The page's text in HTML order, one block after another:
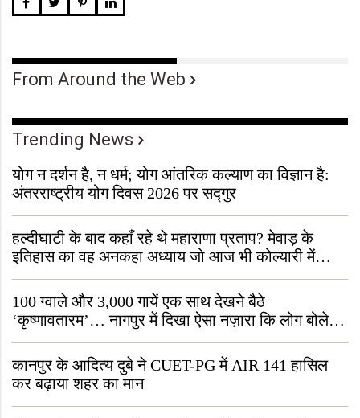
From Around the Web
Trending News
योग न दर्शन है, न धर्म; योग आंतरिक कल्याण का विज्ञान है:
अंतरराष्ट्रीय योग दिवस 2026 पर सद्गुर
हल्दीघाटी के बाद कहाँ रहे थे महाराणा प्रताप? मेवाड़ के
इतिहास का वह अनकहा अध्याय जो आज भी कोल्यारी में
जीवित है
100 ग्वाले और 3,000 गायें एक साथ देखने बैठे
‘कृष्णावतारम’… नागपुर में दिखा ऐसा नज़ारा कि लोग बोले,
“ऐसा तो सिर्फ़ कृष्ण ही कर सकते हैं”
कानपुर के आदित्य दुबे ने CUET-PG में AIR 141 हासिल
कर बढ़ाया शहर का मान